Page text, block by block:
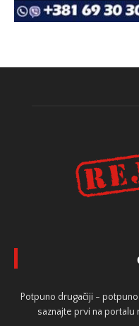
Potpuno drugačiji -
saznajte prvi na